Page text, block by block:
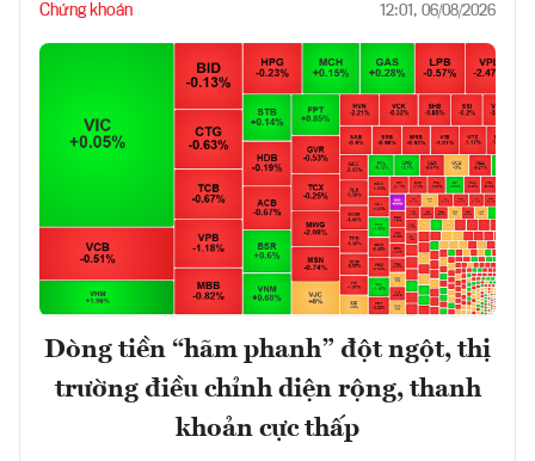
Chứng khoán 12:01, 06/08/2026
Dòng tiền “hãm phanh” đột ngột, thị
trường điều chỉnh diện rộng, thanh
khoản cực thấp